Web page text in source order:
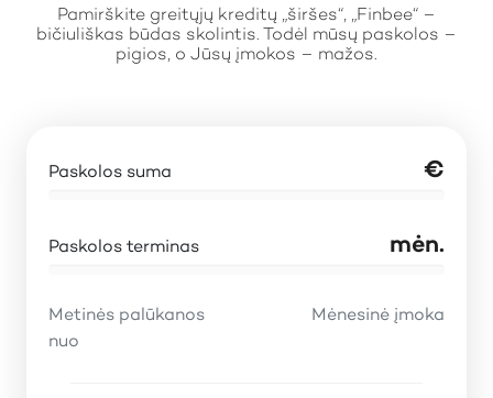
Paskolos suma €
Paskolos terminas mėn.
Metinės palūkanos
nuo
Mėnesinė įmoka
Pamirškite greitųjų kreditų „širšes“, „Finbee“ –
bičiuliškas būdas skolintis. Todėl mūsų paskolos –
pigios, o Jūsų įmokos – mažos.